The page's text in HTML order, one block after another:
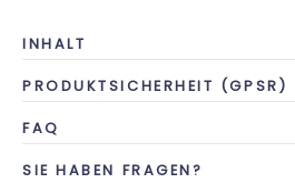
INHALT
PRODUKTSICHERHEIT (GPSR)
FAQ
SIE HABEN FRAGEN?